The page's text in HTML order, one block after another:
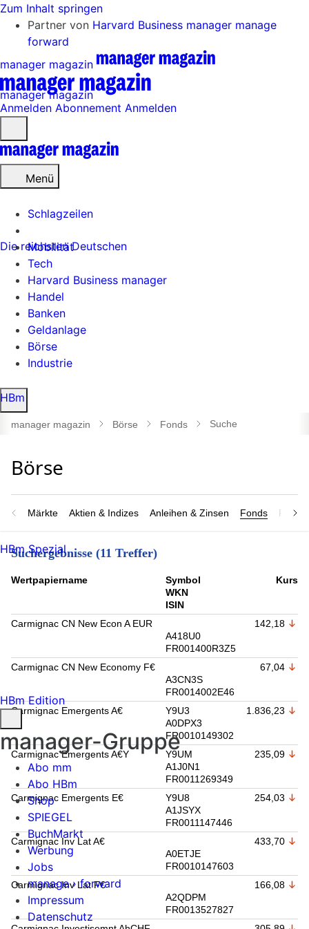
Zum Inhalt springen
Partner von Harvard Business manager manage
forward
manager magazin
Anmelden Abonnement Anmelden
öffnen
Menü
Schlagzeilen
Mobilität
Tech
Harvard Business manager
Handel
Banken
Geldanlage
Börse
Industrie
Suche
öffnen
manager magazin Börse Fonds Suche
Märkte Aktien & Indizes Anleihen & Zinsen Fonds
Suchergebnisse (11 Treffer)
Wert­papier­name
Symbol
WKN
ISIN
Kurs
Carmignac CN New Econ A EUR
A418U0
FR001400R3Z5
142,18
Carmignac CN New Economy F€
A3CN3S
FR0014002E46
67,04
Carmignac Emergents A€
Y9U3
A0DPX3
FR0010149302
1.836,23
Carmignac Emergents A€Y
Y9UM
A1J0N1
FR0011269349
235,09
Carmignac Emergents E€
Y9U8
A1JSYX
FR0011147446
254,03
Carmignac Inv Lat A€
A0ETJE
FR0010147603
433,70
Carmignac Inv Lat F€
A2QDPM
FR0013527827
166,08
manager magazin
Die reichsten Deutschen
HBm
HBm Spezial
HBm Edition
manager-Gruppe
Abo mm
Abo HBm
Shop
SPIEGEL
BuchMarkt
Werbung
Jobs
manage › forward
Impressum
Datenschutz